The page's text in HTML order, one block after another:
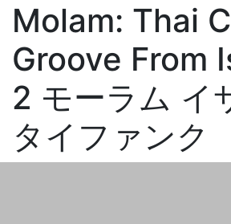
Molam: Thai
Groove From
2 モーラム イ
タイファンク